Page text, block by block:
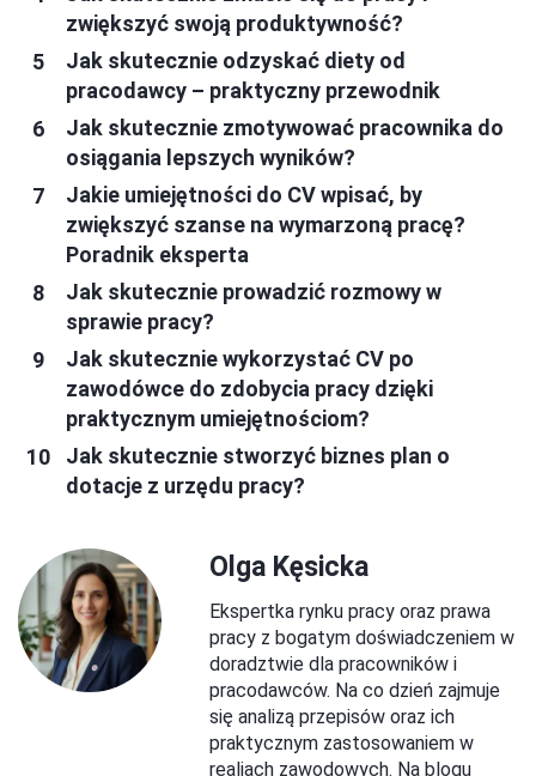
zwiększyć swoją produktywność?
Jak skutecznie odzyskać diety od
pracodawcy – praktyczny przewodnik
Jak skutecznie zmotywować pracownika do
osiągania lepszych wyników?
Jakie umiejętności do CV wpisać, by
zwiększyć szanse na wymarzoną pracę?
Poradnik eksperta
Jak skutecznie prowadzić rozmowy w
sprawie pracy?
Jak skutecznie wykorzystać CV po
zawodówce do zdobycia pracy dzięki
praktycznym umiejętnościom?
Jak skutecznie stworzyć biznes plan o
dotacje z urzędu pracy?
Olga Kęsicka
Ekspertka rynku pracy oraz prawa
pracy z bogatym doświadczeniem w
doradztwie dla pracowników i
pracodawców. Na co dzień zajmuje
się analizą przepisów oraz ich
praktycznym zastosowaniem w
realiach zawodowych. Na blogu